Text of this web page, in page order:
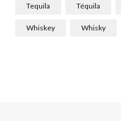
Tequila Téquila
Whiskey Whisky